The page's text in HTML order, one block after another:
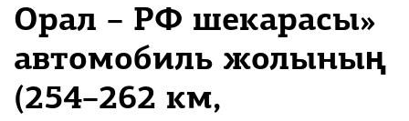
Орал – РФ шекарасы»
автомобиль жолының
(254–262 км,